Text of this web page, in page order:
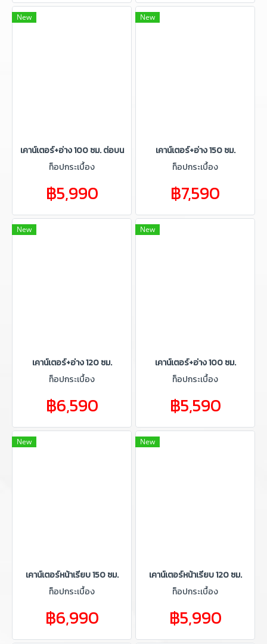
New
เคาน์เตอร์+อ่าง 100 ซม. ต่อบน
ท็อปกระเบื้อง
฿5,990
New
เคาน์เตอร์+อ่าง 150 ซม.
ท็อปกระเบื้อง
฿7,590
New
เคาน์เตอร์+อ่าง 120 ซม.
ท็อปกระเบื้อง
฿6,590
New
เคาน์เตอร์+อ่าง 100 ซม.
ท็อปกระเบื้อง
฿5,590
New
เคาน์เตอร์หน้าเรียบ 150 ซม.
ท็อปกระเบื้อง
฿6,990
New
เคาน์เตอร์หน้าเรียบ 120 ซม.
ท็อปกระเบื้อง
฿5,990